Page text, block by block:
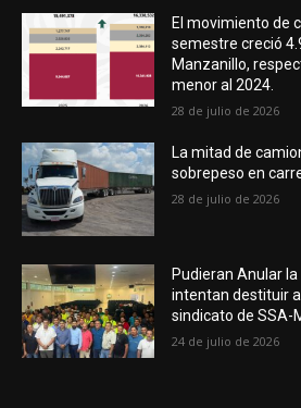
El movimiento de
semestre creció
Manzanillo,
menor al 2024.
28 de julio de 2026
La mitad de
sobrepeso en
28 de julio de 2026
Pudieran Anular
intentan destituir a
sindicato de SSA-
24 de julio de 2026